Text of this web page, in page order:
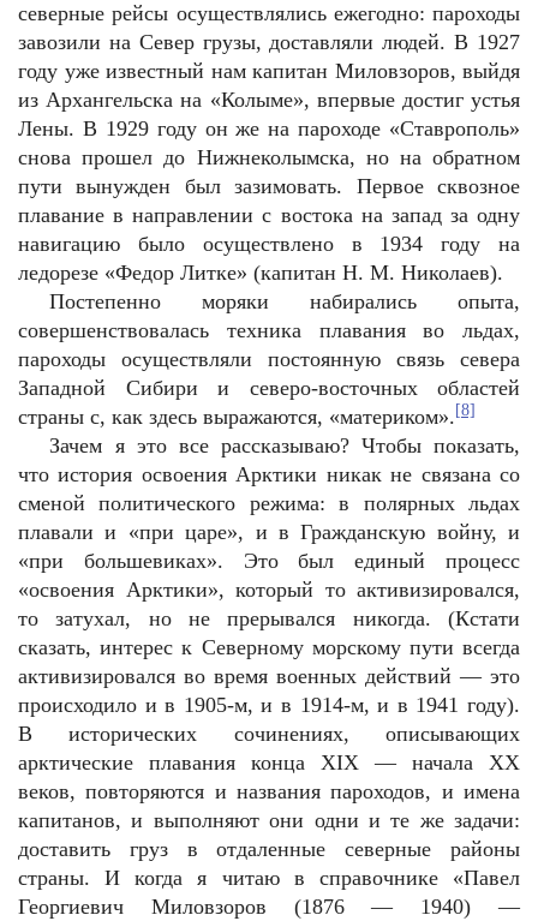
северные рейсы осуществлялись ежегодно: пароходы
завозили на Север грузы, доставляли людей. В 1927
году уже известный нам капитан Миловзоров, выйдя
из Архангельска на «Колыме», впервые достиг устья
Лены. В 1929 году он же на пароходе «Ставрополь»
снова прошел до Нижнеколымска, но на обратном
пути вынужден был зазимовать. Первое сквозное
плавание в направлении с востока на запад за одну
навигацию было осуществлено в 1934 году на
ледорезе «Федор Литке» (капитан Н. М. Николаев).
Постепенно моряки набирались опыта,
совершенствовалась техника плавания во льдах,
пароходы осуществляли постоянную связь севера
Западной Сибири и северо-восточных областей
страны с, как здесь выражаются, «материком». [8]
Зачем я это все рассказываю? Чтобы показать,
что история освоения Арктики никак не связана со
сменой политического режима: в полярных льдах
плавали и «при царе», и в Гражданскую войну, и
«при большевиках». Это был единый процесс
«освоения Арктики», который то активизировался,
то затухал, но не прерывался никогда. (Кстати
сказать, интерес к Северному морскому пути всегда
активизировался во время военных действий — это
происходило и в 1905-м, и в 1914-м, и в 1941 году).
В исторических сочинениях, описывающих
арктические плавания конца XIX — начала XX
веков, повторяются и названия пароходов, и имена
капитанов, и выполняют они одни и те же задачи:
доставить груз в отдаленные северные районы
страны. И когда я читаю в справочнике «Павел
Георгиевич Миловзоров (1876 — 1940) —